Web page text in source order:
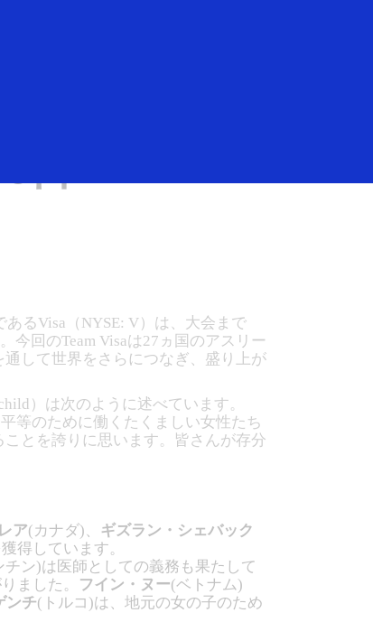
ること
発表 2023
るVisa（NYSE: V）は、大会まで
今回のTeam Visaは27ヵ国のアスリー
して世界をさらにつなぎ、盛り上が
）は次のように述べています。
等のために働くたくましい女性たち
とを誇りに思います。皆さんが存分
ア(カナダ)、
ギズラン・シェバック
得しています。
チン)は医師としての義務も果たして
ました。 フイン・ヌー(ベトナム)
ンチ(トルコ)は、地元の女の子のため